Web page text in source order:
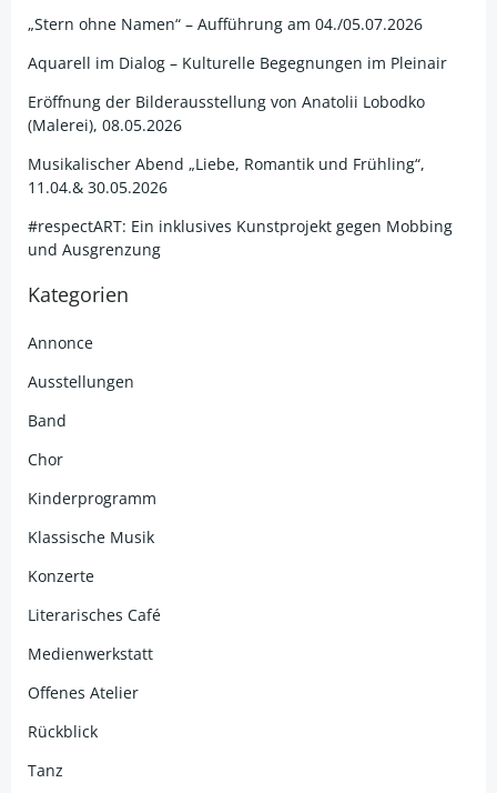
„Stern ohne Namen“ – Aufführung am 04./05.07.2026
Aquarell im Dialog – Kulturelle Begegnungen im Pleinair
Eröffnung der Bilderausstellung von Anatolii Lobodko
(Malerei), 08.05.2026
Musikalischer Abend „Liebe, Romantik und Frühling“,
11.04.& 30.05.2026
#respectART: Ein inklusives Kunstprojekt gegen Mobbing
und Ausgrenzung
Kategorien
Annonce
Ausstellungen
Band
Chor
Kinderprogramm
Klassische Musik
Konzerte
Literarisches Café
Medienwerkstatt
Offenes Atelier
Rückblick
Tanz